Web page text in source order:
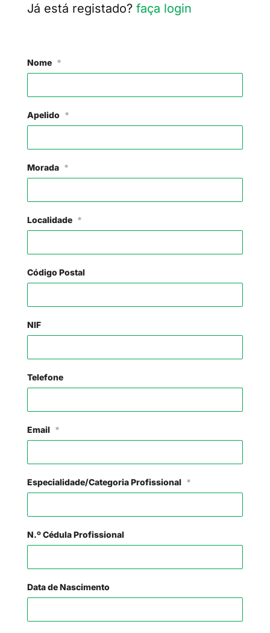
Já está registado? faça login
Nome *
Apelido *
Morada *
Localidade *
Código Postal
NIF
Telefone
Email *
Especialidade/Categoria Profissional *
N.º Cédula Profissional
Data de Nascimento